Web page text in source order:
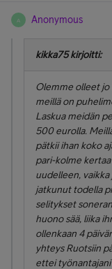
A Anonymous
kikka75 kirjoitti:
Olemme olleet jo
meillä on
Laskua meidän
500 eurolla.
pätkii ihan koko
pari-kolme
uudelleen,
jatkunut todella
selitykset
huono sää, liika
ollenkaan 4
yhteys Ruotsiin
ettei työnantajani